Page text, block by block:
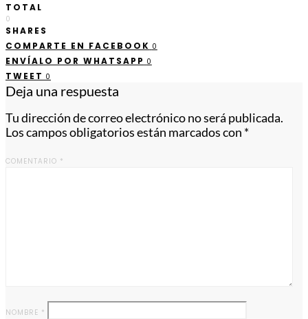
TOTAL
0
SHARES
COMPARTE EN FACEBOOK 0
ENVÍALO POR WHATSAPP 0
TWEET 0
Deja una respuesta
Tu dirección de correo electrónico no será publicada.
Los campos obligatorios están marcados con *
COMENTARIO *
NOMBRE *